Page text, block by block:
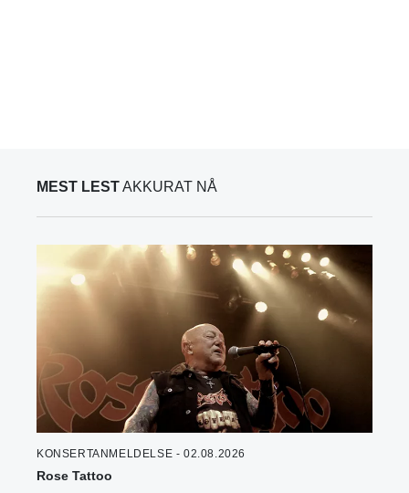
MEST LESTAKKURAT NÅ
KONSERTANMELDELSE - 02.08.2026
Rose Tattoo